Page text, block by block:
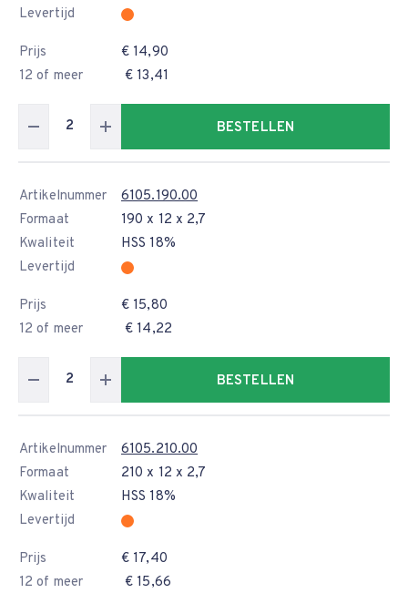
Levertijd
Prijs
€ 14,90
12 of meer
€ 13,41
BESTELLEN
Artikelnummer
6105.190.00
Formaat
190 x 12 x 2,7
Kwaliteit
HSS 18%
Levertijd
Prijs
€ 15,80
12 of meer
€ 14,22
BESTELLEN
Artikelnummer
6105.210.00
Formaat
210 x 12 x 2,7
Kwaliteit
HSS 18%
Levertijd
Prijs
€ 17,40
12 of meer
€ 15,66